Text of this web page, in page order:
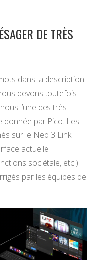
DE TRÈS
dans la description
devons toutefois
l’une des très
donnée par Pico. Les
sur le Neo 3 Link
actuelle
sociétale, etc.)
par les équipes de